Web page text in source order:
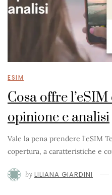
ESIM
Cosa offre
opinione e analisi
Vale la pena prendere l'eSIM
copertura, a caratteristiche e
by LILIANA GIARDINI